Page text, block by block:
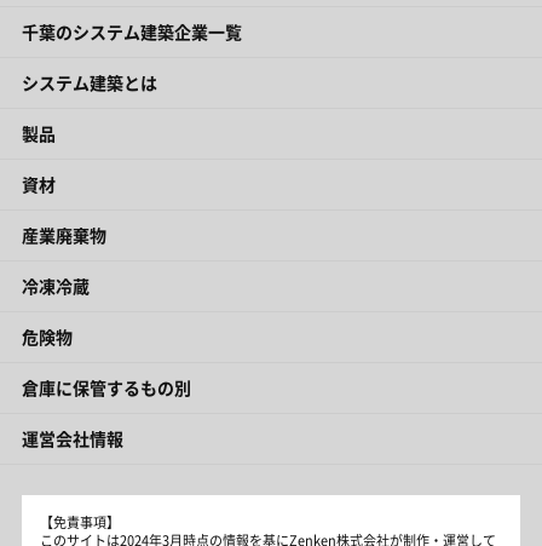
千葉のシステム建築企業一覧
システム建築とは
製品
資材
産業廃棄物
冷凍冷蔵
危険物
倉庫に保管するもの別
運営会社情報
【免責事項】
このサイトは2024年3月時点の情報を基にZenken株式会社が制作・運営して